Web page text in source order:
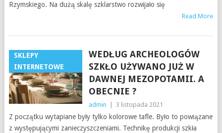
Rzymskiego. Na dużą skalę szklarstwo rozwijało się
Read More
SKLEPY
INTERNETOWE
WEDŁUG ARCHEOLOGÓW
SZKŁO UŻYWANO JUŻ W
DAWNEJ MEZOPOTAMII. A
OBECNIE ?
admin 3 listopada 2021
Z początku wytapiane były tylko kolorowe tafle. Było to powiązane
z występującymi zanieczyszczeniami. Technikę produkcji szkła